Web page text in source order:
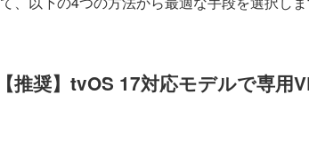
推奨】tvOS 17対応モデルで専用